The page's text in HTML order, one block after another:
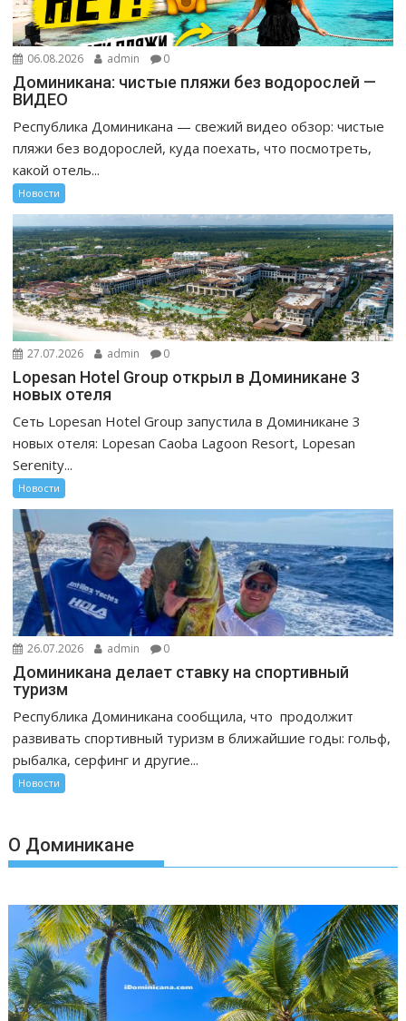
06.08.2026 admin 0
Доминикана: чистые пляжи без водорослей —
ВИДЕО
Республика Доминикана — свежий видео обзор: чистые
пляжи без водорослей, куда поехать, что посмотреть,
какой отель...
Новости
27.07.2026 admin 0
Lopesan Hotel Group открыл в Доминикане 3
новых отеля
Сеть Lopesan Hotel Group запустила в Доминикане 3
новых отеля: Lopesan Caoba Lagoon Resort, Lopesan
Serenity...
Новости
26.07.2026 admin 0
Доминикана делает ставку на спортивный
туризм
Республика Доминикана сообщила, что продолжит
развивать спортивный туризм в ближайшие годы: гольф,
рыбалка, серфинг и другие...
Новости
О Доминикане